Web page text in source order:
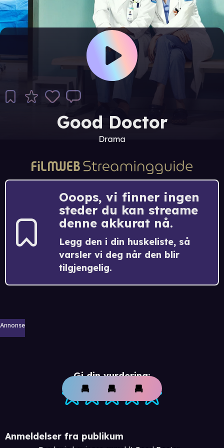
Good Doctor
Drama
Ooops, vi finner ingen
steder du kan streame
denne akkurat nå.
Legg den i din huskeliste, så
varsler vi deg når den blir
tilgjengelig.
Annonse
Gi din vurdering:
Anmeldelser fra publikum